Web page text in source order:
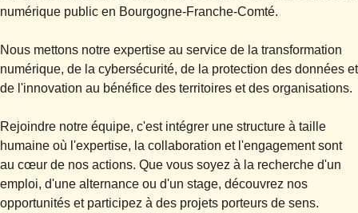
numérique public en Bourgogne-Franche-Comté.
Nous mettons notre expertise au service de la transformation
numérique, de la cybersécurité, de la protection des données et
de l'innovation au bénéfice des territoires et des organisations.
Rejoindre notre équipe, c'est intégrer une structure à taille
humaine où l'expertise, la collaboration et l'engagement sont
au cœur de nos actions. Que vous soyez à la recherche d'un
emploi, d'une alternance ou d'un stage, découvrez nos
opportunités et participez à des projets porteurs de sens.